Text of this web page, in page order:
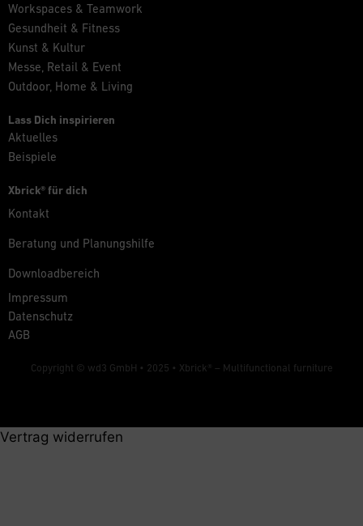
Workspaces & Teamwork
Gesundheit & Fitness
Kunst & Kultur
Messe, Retail & Event
Outdoor, Home & Living
Lass Dich inspirieren
Aktuelles
Beispiele
Xbrick® für dich
Kontakt
Beratung und Planungshilfe
Downloadbereich
Impressum
Datenschutz
AGB
Copyright © wd3 GmbH • 2025 • Xbrick® – Multifunctional furniture
Vertrag widerrufen